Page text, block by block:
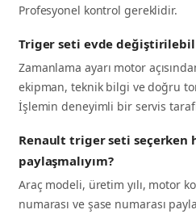
Profesyonel kontrol gereklidir.
Triger seti evde
Zamanlama ayarı motor
ekipman, teknik bilgi ve doğru
İşlemin deneyimli bir servis
Renault triger seti seçerken
paylaşmalıyım?
Araç modeli, üretim yılı, motor
numarası ve şase numarası